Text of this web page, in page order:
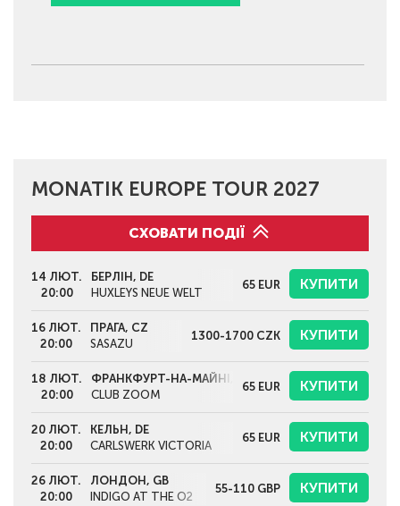
MONATIK EUROPE TOUR 2027
СХОВАТИ ПОДІЇ
14 ЛЮТ.
20:00
БЕРЛІН, DE
HUXLEYS NEUE WELT
65 EUR КУПИТИ
16 ЛЮТ.
20:00
ПРАГА, CZ
SASAZU
1300-1700 CZK КУПИТИ
18 ЛЮТ.
20:00
ФРАНКФУРТ-НА-МАЙНІ, DE
CLUB ZOOM
65 EUR КУПИТИ
20 ЛЮТ.
20:00
КЕЛЬН, DE
CARLSWERK VICTORIA
65 EUR КУПИТИ
26 ЛЮТ.
20:00
ЛОНДОН, GB
INDIGO AT THE O2
55-110 GBP КУПИТИ